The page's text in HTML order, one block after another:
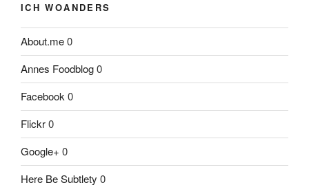
ICH WOANDERS
About.me0
Annes Foodblog0
Facebook0
Flickr0
Google+ 0
Here Be Subtlety 0